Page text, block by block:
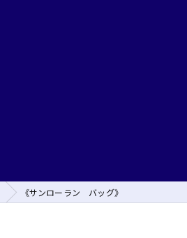
《サンローラン バッグ》